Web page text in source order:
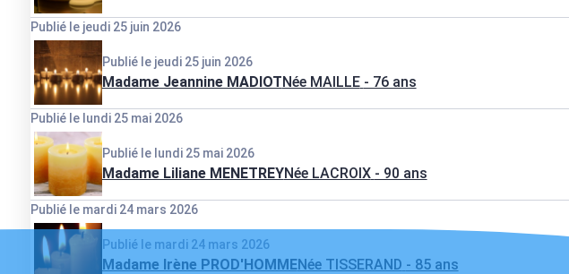
Publié le jeudi 25 juin 2026
Publié le jeudi 25 juin 2026
Madame Jeannine MADIOTNée MAILLE - 76 ans
Publié le lundi 25 mai 2026
Publié le lundi 25 mai 2026
Madame Liliane MENETREYNée LACROIX - 90 ans
Publié le mardi 24 mars 2026
Publié le mardi 24 mars 2026
Madame Irène PROD'HOMMENée TISSERAND - 85 ans